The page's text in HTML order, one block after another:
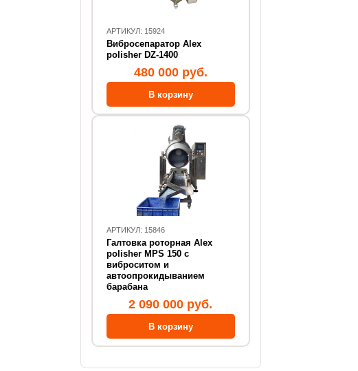
АРТИКУЛ: 15924
Вибросепаратор Alex
polisher DZ-1400
480 000 руб.
АРТИКУЛ: 15846
Галтовка роторная Alex
polisher MPS 150 с
виброситом и
автоопрокидыванием
барабана
2 090 000 руб.